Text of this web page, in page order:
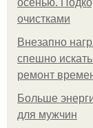
очистками
Внезапно
спешно
ремонт
Больше
для мужчин